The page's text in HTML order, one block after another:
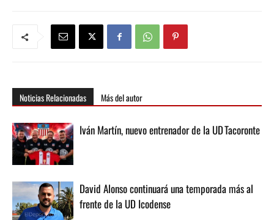
Noticias Relacionadas Más del autor
Iván Martín, nuevo entrenador de la UD Tacoronte
David Alonso continuará una temporada más al
frente de la UD Icodense